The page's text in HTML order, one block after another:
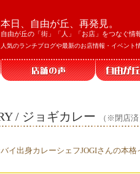
本日、自由が丘、再発見。
自由が丘の「街」「人」「お店」をつなぐ情
人気のランチブログや最新のお店情報・イベント
/ ジョギカレー （※閉店済
イ出身カレーシェフJOGIさんの本